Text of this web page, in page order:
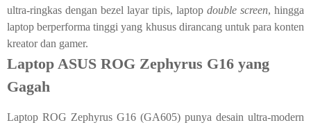
ultra-ringkas dengan bezel layar tipis, laptop double screen, hingga
laptop berperforma tinggi yang khusus dirancang untuk para konten
kreator dan gamer.
Laptop ASUS ROG Zephyrus G16 yang
Gagah
Laptop ROG Zephyrus G16 (GA605) punya desain ultra-modern